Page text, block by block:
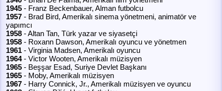
1945 - Franz Beckenbauer, Alman futbolcu
1957 - Brad Bird, Amerikalı sinema yönetmeni, animatör ve
yapımcı
1958 - Altan Tan, Türk yazar ve siyasetçi
1958 - Roxann Dawson, Amerikalı oyuncu ve yönetmen
1961 - Virginia Madsen, Amerikalı oyuncu
1964- Victor Wooten, Amerikalı müzisyen
1965 - Beşşar Esad, Suriye Devlet Başkanı
1965 - Moby, Amerikalı müzisyen
1967 - Harry Connick, Jr., Amerikalı müzisyen ve oyuncu